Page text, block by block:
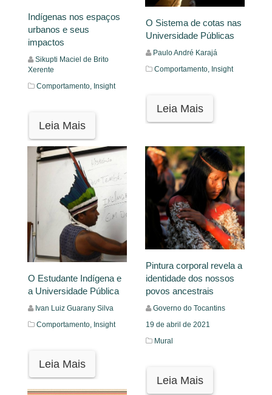
Indígenas nos espaços
urbanos e seus
impactos
Sikupti Maciel de Brito
Xerente
Comportamento, Insight
Leia Mais
O Sistema de cotas nas
Universidade Públicas
Paulo André Karajá
Comportamento, Insight
Leia Mais
O Estudante Indígena e
a Universidade Pública
Ivan Luiz Guarany Silva
Comportamento, Insight
Leia Mais
Pintura corporal revela a
identidade dos nossos
povos ancestrais
Governo do Tocantins
19 de abril de 2021
Mural
Leia Mais